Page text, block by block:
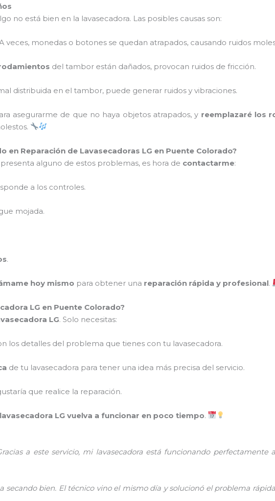
no está bien en la lavasecadora. Las posibles causas son:
veces, monedas o botones se quedan atrapados, causando ruidos
del tambor están dañados, provocan ruidos de fricción.
distribuida en el tambor, puede generar ruidos y vibraciones.
asegurarme de que no haya objetos atrapados, y reemplazaré los
en Reparación de Lavasecadoras LG en Puente Colorado?
presenta alguno de estos problemas, es hora de contactarme:
a los controles.
mojada.
.
hoy mismo para obtener una reparación rápida y profesional.
LG en Puente Colorado?
LG. Solo necesitas:
los detalles del problema que tienes con tu lavasecadora.
de tu lavasecadora para tener una idea más precisa del servicio.
que realice la reparación.
lavasecadora LG vuelva a funcionar en poco tiempo.
a este servicio, mi lavasecadora está funcionando perfectamente
secando bien. El técnico vino el mismo día y solucionó el problema